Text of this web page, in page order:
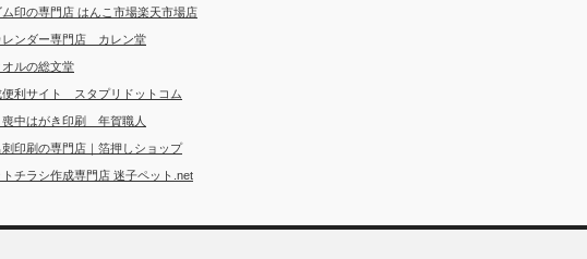
印の専門店 はんこ市場楽天市場店
レンダー専門店 カレン堂
ルの総文堂
便利サイト スタプリドットコム
喪中はがき印刷 年賀職人
印刷の専門店｜箔押しショップ
チラシ作成専門店 迷子ペット.net